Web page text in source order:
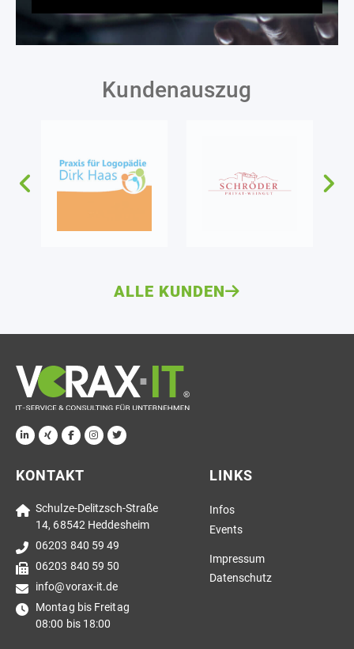
Kundenauszug
ALLE KUNDEN
KONTAKT
Schulze-Delitzsch-Straße
14, 68542 Heddesheim
06203 840 59 49
06203 840 59 50
info@vorax-it.de
Montag bis Freitag
08:00 bis 18:00
LINKS
Infos
Events
Impressum
Datenschutz